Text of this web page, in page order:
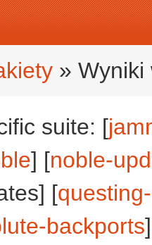
» Wyniki
suite: [
] [noble-
[
backports